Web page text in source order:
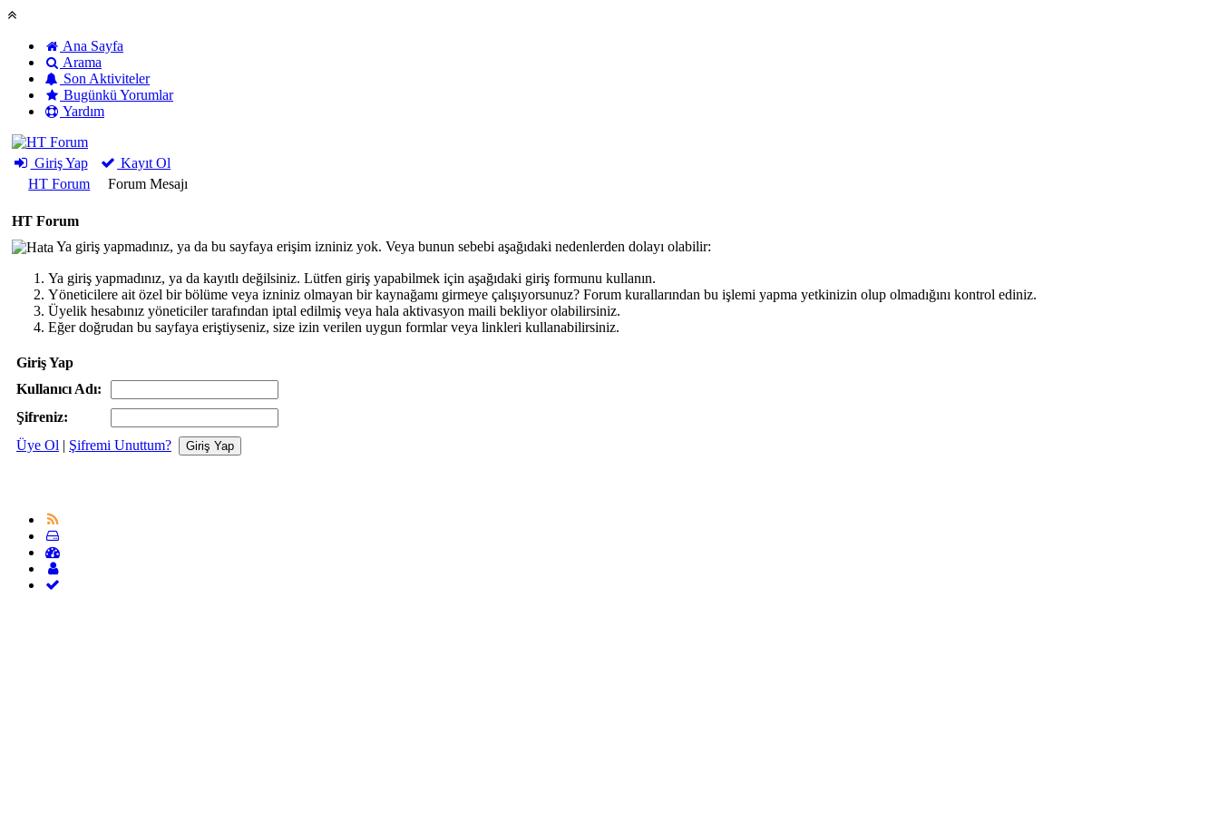
Ana Sayfa
Arama
Son Aktiviteler
Bugünkü Yorumlar
Yardım
Giriş Yap
Kayıt Ol
HT Forum
Forum Mesajı
HT Forum
Ya giriş yapmadınız, ya da bu sayfaya erişim izniniz yok. Veya bunun sebebi aşağıdaki nedenlerden dolayı olabilir:
Ya giriş yapmadınız, ya da kayıtlı değilsiniz. Lütfen giriş yapabilmek için aşağıdaki giriş formunu kullanın.
Yöneticilere ait özel bir bölüme veya izniniz olmayan bir kaynağamı girmeye çalışıyorsunuz? Forum kurallarından bu işlemi yapma yetkinizin olup olmadığını kontrol ediniz.
Üyelik hesabınız yöneticiler tarafından iptal edilmiş veya hala aktivasyon maili bekliyor olabilirsiniz.
Eğer doğrudan bu sayfaya eriştiyseniz, size izin verilen uygun formlar veya linkleri kullanabilirsiniz.
Giriş Yap
Kullanıcı Adı:
Şifreniz:
Üye Ol | Şifremi Unuttum?